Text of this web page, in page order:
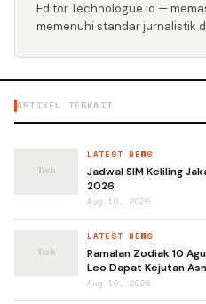
Editor Technologue.id —
memenuhi standar jurnalistik
ARTIKEL TERKAIT
LATEST NEWS
Jadwal SIM Keliling
2026
Aug 10, 2026
LATEST NEWS
Ramalan Zodiak 10
Leo Dapat Kejutan
Aug 10, 2026